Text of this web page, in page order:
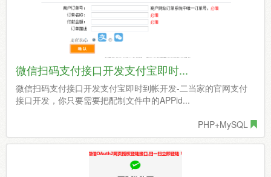
微信扫码支付接口开发支付宝即时...
微信扫码支付接口开发支付宝即时到帐开发-二当家的官网支付
接口开发，你只要需要把配制文件中的APPid...
PHP+MySQL